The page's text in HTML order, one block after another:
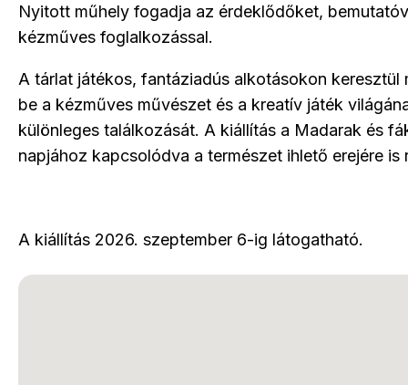
Nyitott műhely fogadja az érdeklődőket,
kézműves foglalkozással.
A tárlat játékos, fantáziadús alkotásokon keresztül
be a kézműves művészet és a kreatív játék
különleges találkozását. A kiállítás a Madarak és
napjához kapcsolódva a természet ihlető erejére is
A kiállítás 2026. szeptember 6-ig látogatható.